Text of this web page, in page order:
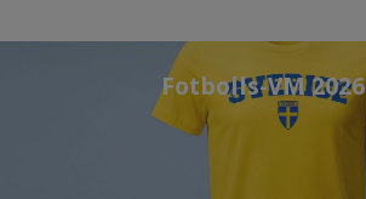
Fotbolls-VM 2026